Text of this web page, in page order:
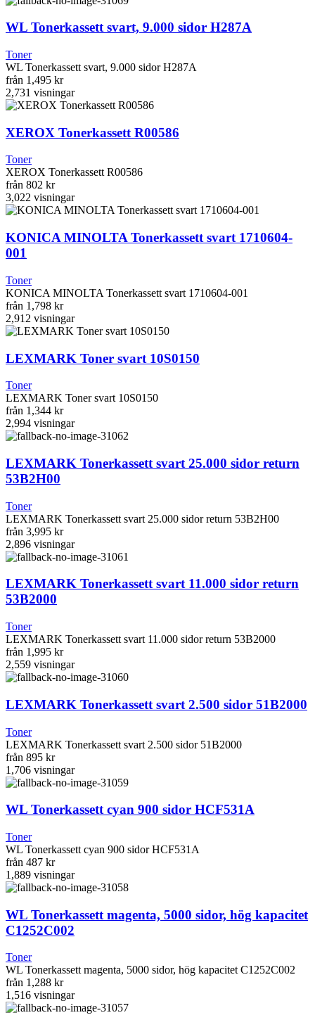
WL Tonerkassett svart, 9.000 sidor H287A
Toner
WL Tonerkassett svart, 9.000 sidor H287A
från 1,495 kr
2,731 visningar
XEROX Tonerkassett R00586
Toner
XEROX Tonerkassett R00586
från 802 kr
3,022 visningar
KONICA MINOLTA Tonerkassett svart 1710604-
001
Toner
KONICA MINOLTA Tonerkassett svart 1710604-001
från 1,798 kr
2,912 visningar
LEXMARK Toner svart 10S0150
Toner
LEXMARK Toner svart 10S0150
från 1,344 kr
2,994 visningar
LEXMARK Tonerkassett svart 25.000 sidor return
53B2H00
Toner
LEXMARK Tonerkassett svart 25.000 sidor return 53B2H00
från 3,995 kr
2,896 visningar
LEXMARK Tonerkassett svart 11.000 sidor return
53B2000
Toner
LEXMARK Tonerkassett svart 11.000 sidor return 53B2000
från 1,995 kr
2,559 visningar
LEXMARK Tonerkassett svart 2.500 sidor 51B2000
Toner
LEXMARK Tonerkassett svart 2.500 sidor 51B2000
från 895 kr
1,706 visningar
WL Tonerkassett cyan 900 sidor HCF531A
Toner
WL Tonerkassett cyan 900 sidor HCF531A
från 487 kr
1,889 visningar
WL Tonerkassett magenta, 5000 sidor, hög kapacitet
C1252C002
Toner
WL Tonerkassett magenta, 5000 sidor, hög kapacitet C1252C002
från 1,288 kr
1,516 visningar